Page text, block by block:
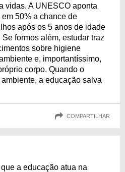
vidas. A UNESCO aponta
50% a chance de
após os 5 anos de idade
formos além, estudar traz
sobre higiene
e, importantíssimo,
corpo. Quando o
a educação salva
COMPARTILHAR
a educação atua na